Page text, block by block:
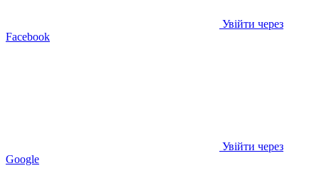
Увійти через
Facebook
Увійти через
Google